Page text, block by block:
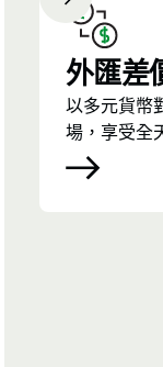
外匯差
以多元貨幣
場，享受全